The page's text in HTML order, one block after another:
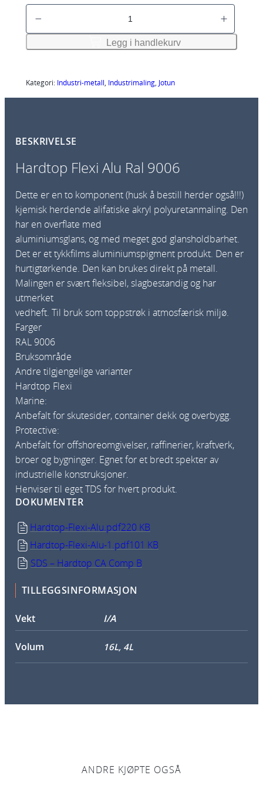
0
5
9
,
3
l
2
0
9
,
4
3
k
r
2
t
i
l
6
3
4
,
7
k
H
o
p
e
i
l
u
R
a
l
9
0
0
6
a
n
t
a
l
l
Legg i handlekurv
Kategori: Industri-metall, Industrimaling, Jotun
BESKRIVELSE
Hardtop Flexi Alu Ral 9006
Dette er en to komponent (husk å bestill herder også!!!)
kjemisk herdende alifatiske akryl polyuretanmaling. Den
har en overflate med
aluminiumsglans, og med meget god glansholdbarhet.
Det er et tykkfilms aluminiumspigment produkt. Den er
hurtigtørkende. Den kan brukes direkt på metall.
Malingen er svært fleksibel, slagbestandig og har
utmerket
vedheft. Til bruk som toppstrøk i atmosfærisk miljø.
Farger
RAL 9006
Bruksområde
Andre tilgjengelige varianter
Hardtop Flexi
Marine:
Anbefalt for skutesider, container dekk og overbygg.
Protective:
Anbefalt for offshoreomgivelser, raffinerier, kraftverk,
broer og bygninger. Egnet for et bredt spekter av
industrielle konstruksjoner.
Henviser til eget TDS for hvert produkt.
DOKUMENTER
Hardtop-Flexi-Alu.pdf220 KB
Hardtop-Flexi-Alu-1.pdf101 KB
SDS – Hardtop CA Comp B
TILLEGGSINFORMASJON
Vekt I/A
Volum 16L, 4L
ANDRE KJØPTE OGSÅ